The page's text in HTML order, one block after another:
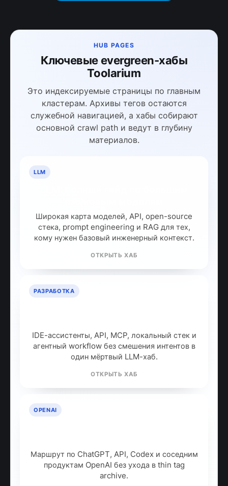
HUB PAGES
Ключевые evergreen-хабы
Toolarium
Это индексируемые страницы по главным
кластерам. Архивы тегов остаются
служебной навигацией, а хабы собирают
основной crawl path и ведут в глубину
материалов.
LLM
Широкая карта моделей, API, open-source
стека, prompt engineering и RAG для тех,
кому нужен базовый инженерный контекст.
ОТКРЫТЬ ХАБ
РАЗРАБОТКА
IDE-ассистенты, API, MCP, локальный стек и
агентный workflow без смешения интентов в
один мёртвый LLM-хаб.
ОТКРЫТЬ ХАБ
OPENAI
Маршрут по ChatGPT, API, Codex и соседним
продуктам OpenAI без ухода в thin tag
archive.